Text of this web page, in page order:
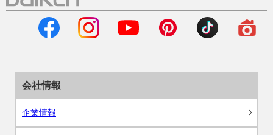
会社情報
企業情報